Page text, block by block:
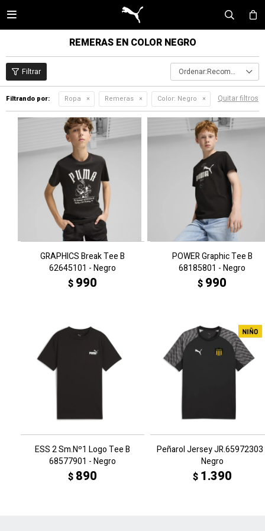

REMERAS EN COLOR NEGRO
Recomendados
Filtrando por: Ropa Remeras Color: Negro Quitar filtros
GRAPHICS Break Tee B
62645101 - Negro
$ 990
POWER Graphic Tee B
68185801 - Negro
$ 990
ESS 2 Sm.Nº1 Logo Tee B
68577901 - Negro
$ 890
Peñarol Jersey JR.65972303
Negro
$ 1.390